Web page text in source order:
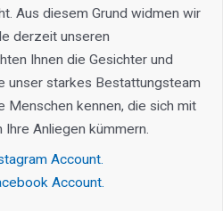
Aus diesem Grund widmen wir
derzeit unseren
Ihnen die Gesichter und
unser starkes Bestattungsteam
Menschen kennen, die sich mit
Anliegen kümmern.
Account.
Account.